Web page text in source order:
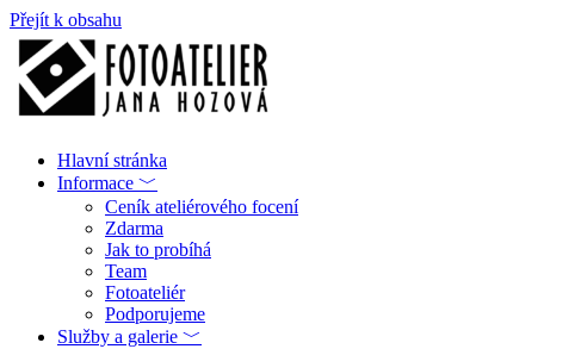
Přejít k obsahu
Hlavní stránka
Informace ﹀
Ceník ateliérového focení
Zdarma
Jak to probíhá
Team
Fotoateliér
Podporujeme
Služby a galerie ﹀